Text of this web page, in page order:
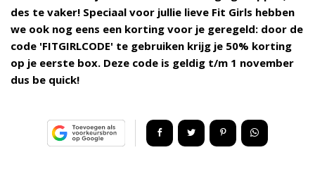
des te vaker! Speciaal voor jullie lieve Fit Girls hebben
we ook nog eens een korting voor je geregeld: door de
code 'FITGIRLCODE' te gebruiken krijg je 50% korting
op je eerste box. Deze code is geldig t/m 1 november
dus be quick!